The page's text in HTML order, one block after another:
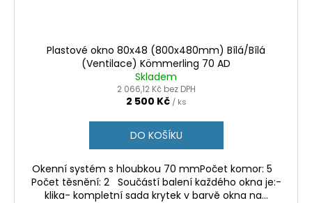
Plastové okno 80x48 (800x480mm) Bílá/Bílá
(Ventilace) Kömmerling 70 AD
Skladem
2 066,12 Kč bez DPH
2 500 Kč / ks
DO KOŠÍKU
Okenní systém s hloubkou 70 mmPočet komor: 5
Počet těsnění: 2 Součástí balení každého okna je:-
klika- kompletní sada krytek v barvě okna na...